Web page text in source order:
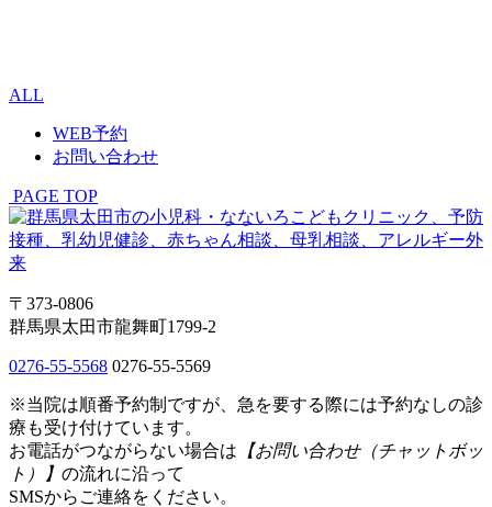
ALL
WEB予約
お問い合わせ
PAGE TOP
〒373-0806
群馬県太田市龍舞町1799-2
0276-55-5568 0276-55-5569
※当院は順番予約制ですが、急を要する際には予約なしの診
療も受け付けています。
お電話がつながらない場合は 【お問い合わせ（チャットボッ
ト）】 の流れに沿って
SMSからご連絡をください。